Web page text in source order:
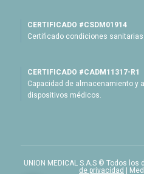
CERTIFICADO #CSDM01914
Certificado condiciones
CERTIFICADO #CADM11317-R1
Capacidad de almacenamiento y
dispositivos médicos.
UNION MEDICAL S.A.S © Todos
de privacidad |